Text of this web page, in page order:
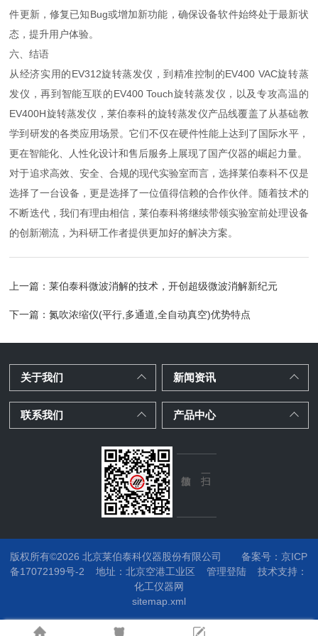
件更新，修复已知Bug或增加新功能，确保设备软件始终处于最新状
态，提升用户体验。
六、结语
从经济实用的EV312旋转蒸发仪，到精准控制的EV400 VAC旋转蒸
发仪，再到智能互联的EV400 Touch旋转蒸发仪，以及专攻高温的
EV400H旋转蒸发仪，莱伯泰科的旋转蒸发仪产品线覆盖了从基础教
学到研发的各类应用场景。它们不仅在硬件性能上达到了国际水平，
更在智能化、人性化设计和售后服务上展现了国产仪器的崛起力量。
对于追求高效、安全、合规的现代实验室而言，选择莱伯泰科不仅是
选择了一台设备，更是选择了一位值得信赖的合作伙伴。随着技术的
不断迭代，我们有理由相信，莱伯泰科将继续带领实验室前处理设备
的创新潮流，为科研工作者提供更加好的解决方案。
上一篇：莱伯泰科微波消解的技术，开创超级微波消解新纪元
下一篇：氮吹浓缩仪(平行,多通道,全自动真空)优势特点
关于我们 新闻资讯
联系我们 产品中心
版权所有©2026 北京莱伯泰科仪器股份有限公司
备案号：京ICP
备17072199号-2
地址：北京空港工业区 管理登陆 技术支持：
化工仪器网
sitemap.xml